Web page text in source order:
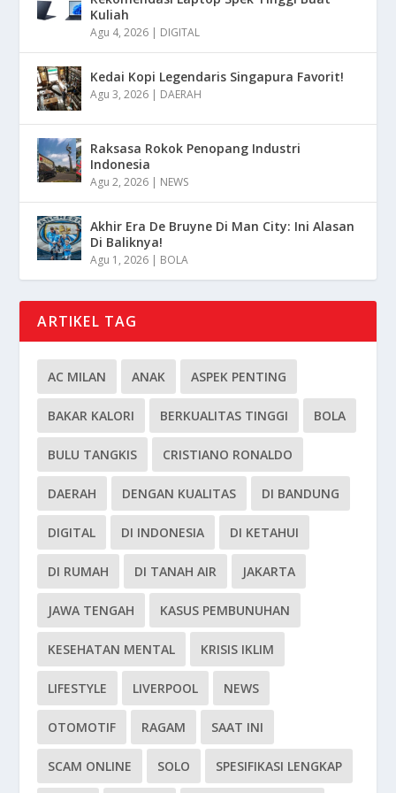
Kuliah
Agu 4, 2026 | DIGITAL
Kedai Kopi Legendaris Singapura Favorit!
Agu 3, 2026 | DAERAH
Raksasa Rokok Penopang Industri
Indonesia
Agu 2, 2026 | NEWS
Akhir Era De Bruyne Di Man City: Ini Alasan
Di Baliknya!
Agu 1, 2026 | BOLA
ARTIKEL TAG
AC MILAN ANAK ASPEK PENTING
BAKAR KALORI BERKUALITAS TINGGI BOLA
BULU TANGKIS CRISTIANO RONALDO
DAERAH DENGAN KUALITAS DI BANDUNG
DIGITAL DI INDONESIA DI KETAHUI
DI RUMAH DI TANAH AIR JAKARTA
JAWA TENGAH KASUS PEMBUNUHAN
KESEHATAN MENTAL KRISIS IKLIM
LIFESTYLE LIVERPOOL NEWS
OTOMOTIF RAGAM SAAT INI
SCAM ONLINE SOLO SPESIFIKASI LENGKAP